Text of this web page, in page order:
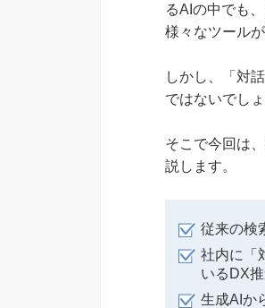
るAIの中でも
様々なツール
しかし、「対
ではないでしょ
そこで今回は、
説します。
従来の検
社内に「
いるDX
生成AIか